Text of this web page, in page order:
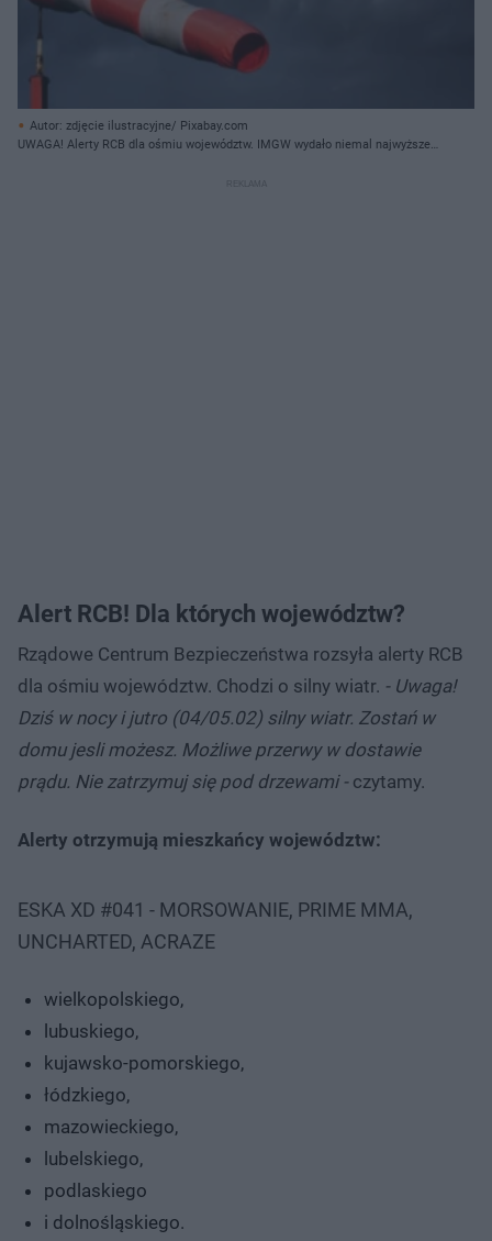
Autor: zdjęcie ilustracyjne/ Pixabay.com
UWAGA! Alerty RCB dla ośmiu województw. IMGW wydało niemal najwyższe
Alert RCB! Dla których województw?
Rządowe Centrum Bezpieczeństwa rozsyła alerty RCB
dla ośmiu województw. Chodzi o silny wiatr. - Uwaga!
Dziś w nocy i jutro (04/05.02) silny wiatr. Zostań w
domu jesli możesz. Możliwe przerwy w dostawie
prądu. Nie zatrzymuj się pod drzewami -czytamy.
Alerty otrzymują mieszkańcy województw:
ESKA XD #041 - MORSOWANIE, PRIME MMA,
UNCHARTED, ACRAZE
wielkopolskiego,
lubuskiego,
kujawsko-pomorskiego,
łódzkiego,
mazowieckiego,
lubelskiego,
podlaskiego
i dolnośląskiego.